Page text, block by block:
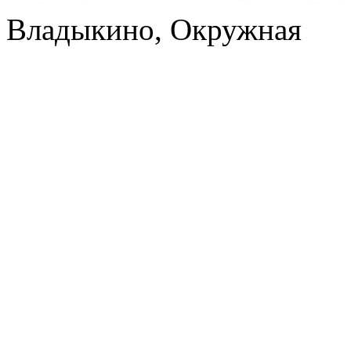
Владыкино, Окружная